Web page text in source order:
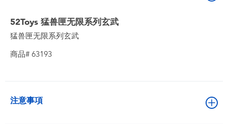
玩具促销
52Toys 猛兽匣无限系列玄武
猛兽匣无限系列玄武
商品# 63193
注意事項